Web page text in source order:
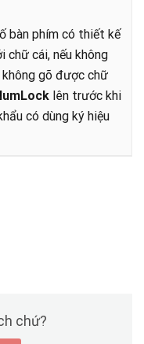
bàn phím có thiết kế
chữ cái, nếu không
gõ được chữ
lên trước khi
có dùng ký hiệu
chứ?